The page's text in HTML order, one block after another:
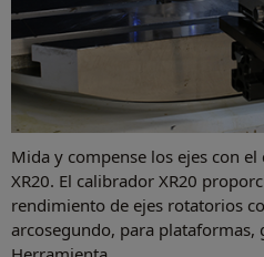
Mida y compense los ejes con
XR20. El calibrador XR20
rendimiento de ejes rotatorios
arcosegundo, para plataformas,